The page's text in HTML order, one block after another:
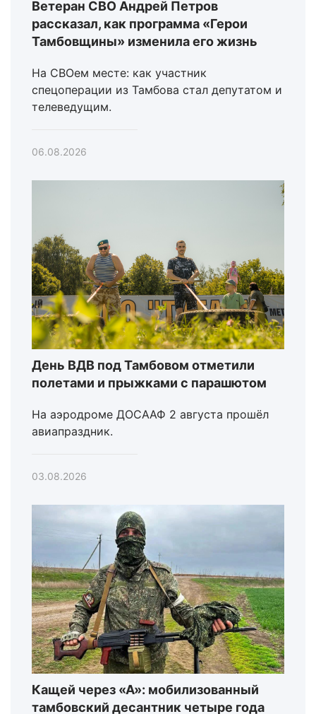
Ветеран СВО Андрей Петров
рассказал, как программа «Герои
Тамбовщины» изменила его жизнь
На СВОем месте: как участник
спецоперации из Тамбова стал депутатом и
телеведущим.
06.08.2026
День ВДВ под Тамбовом отметили
полетами и прыжками с парашютом
На аэродроме ДОСААФ 2 августа прошёл
авиапраздник.
03.08.2026
Кащей через «А»: мобилизованный
тамбовский десантник четыре года